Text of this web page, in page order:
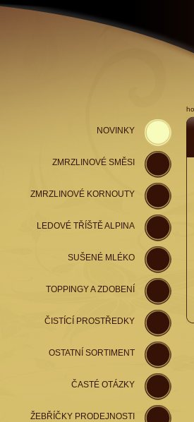
NOVINKY
ZMRZLINOVÉ SMĚSI
ZMRZLINOVÉ KORNOUTY
LEDOVÉ TŘÍŠTĚ ALPINA
SUŠENÉ MLÉKO
TOPPINGY A ZDOBENÍ
ČISTÍCÍ PROSTŘEDKY
OSTATNÍ SORTIMENT
ČASTÉ OTÁZKY
ŽEBŘÍČKY PRODEJNOSTI